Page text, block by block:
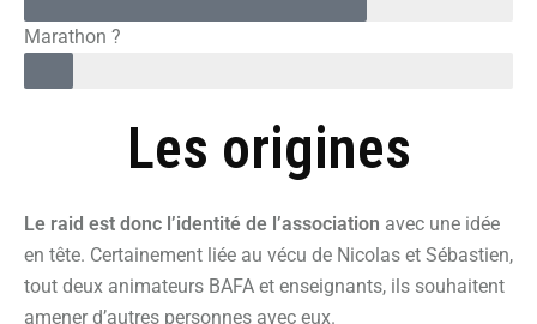
Marathon ?
Les origines
Le raid est donc l’identité de l’association avec une idée
en tête. Certainement liée au vécu de Nicolas et Sébastien,
tout deux animateurs BAFA et enseignants, ils souhaitent
amener d’autres personnes avec eux.